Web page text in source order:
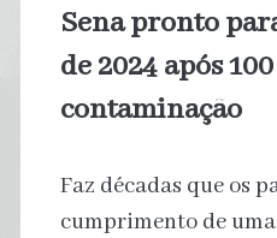
Sena pronto
de 2024 após
contaminação
Faz décadas que os
cumprimento de